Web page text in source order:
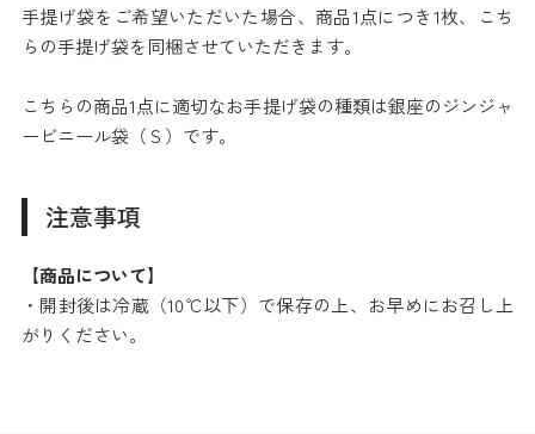
手提げ袋をご希望いただいた場合、商品1点につき1枚、こち
らの手提げ袋を同梱させていただきます。
こちらの商品1点に適切なお手提げ袋の種類は銀座のジンジャ
ービニール袋（Ｓ）です。
注意事項
【商品について】
・開封後は冷蔵（10℃以下）で保存の上、お早めにお召し上
がりください。